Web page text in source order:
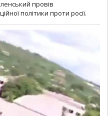
провів
політики проти росії.